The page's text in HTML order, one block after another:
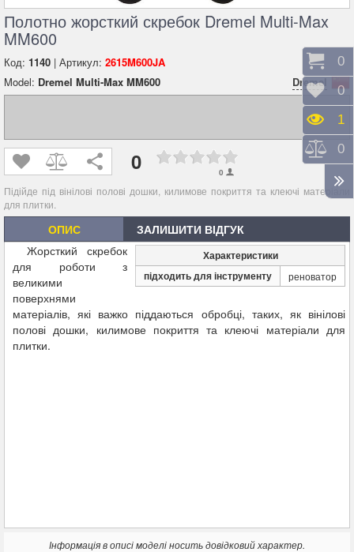
Полотно жорсткий скребок Dremel Multi-Max
MM600
Код: 1140 | Артикул: 2615M600JA
Model: Dremel Multi-Max MM600 Dremel
0 0
Підійде під вінілові полові дошки, килимове покриття та клеючі матеріали
для плитки.
ОПИС ЗАЛИШИТИ ВІДГУК
Характеристики
підходить для інструменту
реноватор
Жорсткий скребок
для роботи з
великими
поверхнями
матеріалів, які важко піддаються обробці, таких, як вінілові
полові дошки, килимове покриття та клеючі матеріали для
плитки.
Інформація в описі моделі носить довідковий характер.
0
0
1
0